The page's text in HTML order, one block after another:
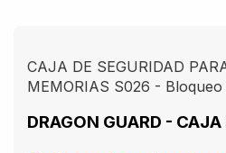
CAJA DE SEGURIDAD
MEMORIAS S026 -
DRAGON GUARD - CAJA